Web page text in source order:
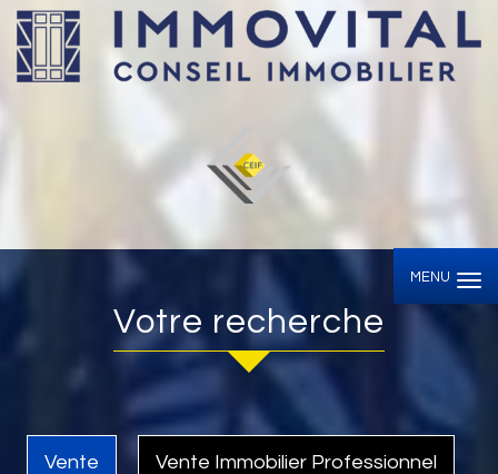
MENU
votre recherche
Vente Vente Immobilier Professionnel